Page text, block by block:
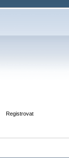
Registrovat